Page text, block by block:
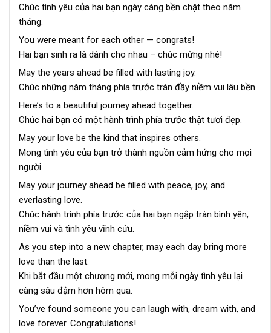
Chúc tình yêu của hai bạn ngày càng bền chặt theo năm
tháng.
You were meant for each other — congrats!
Hai bạn sinh ra là dành cho nhau – chúc mừng nhé!
May the years ahead be filled with lasting joy.
Chúc những năm tháng phía trước tràn đầy niềm vui lâu bền.
Here’s to a beautiful journey ahead together.
Chúc hai bạn có một hành trình phía trước thật tươi đẹp.
May your love be the kind that inspires others.
Mong tình yêu của bạn trở thành nguồn cảm hứng cho mọi
người.
May your journey ahead be filled with peace, joy, and
everlasting love.
Chúc hành trình phía trước của hai bạn ngập tràn bình yên,
niềm vui và tình yêu vĩnh cửu.
As you step into a new chapter, may each day bring more
love than the last.
Khi bắt đầu một chương mới, mong mỗi ngày tình yêu lại
càng sâu đậm hơn hôm qua.
You’ve found someone you can laugh with, dream with, and
love forever. Congratulations!